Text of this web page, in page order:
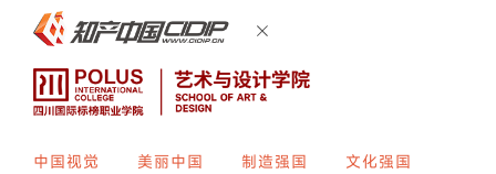
中国视觉 美丽中国 制造强国 文化强国